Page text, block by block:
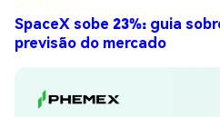
SpaceX sobe 23%: guia
previsão do mercado